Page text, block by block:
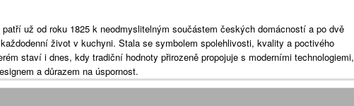
už od roku 1825 k neodmyslitelným součástem českých domácností a po dvě
život v kuchyni. Stala se symbolem spolehlivosti, kvality a poctivého
staví i dnes, kdy tradiční hodnoty přirozeně propojuje s moderními technologiemi,
a důrazem na úspornost.